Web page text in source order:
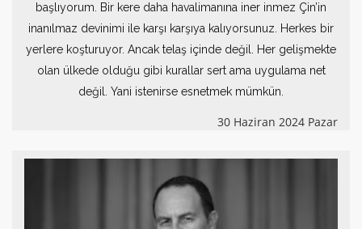
başlıyorum. Bir kere daha havalimanına iner inmez Çin’in
inanılmaz devinimi ile karşı karşıya kalıyorsunuz. Herkes bir
yerlere koşturuyor. Ancak telaş içinde değil. Her gelişmekte
olan ülkede olduğu gibi kurallar sert ama uygulama net
değil. Yani istenirse esnetmek mümkün.
30 Haziran 2024 Pazar